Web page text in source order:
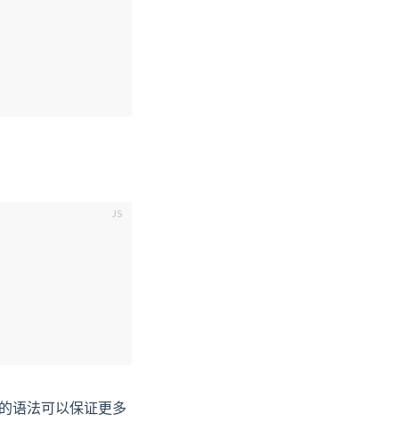
语法可以保证更多